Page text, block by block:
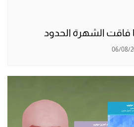
فاقت الشهرة الحدود
06/08/